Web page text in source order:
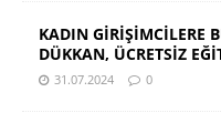
KADIN GİRİŞİMCİLERE
DÜKKAN, ÜCRETSİZ
31.07.2024 0